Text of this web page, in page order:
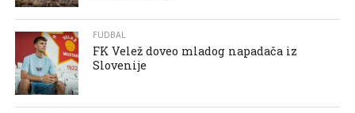
FUDBAL
FK Velež doveo mladog napadača iz
Slovenije